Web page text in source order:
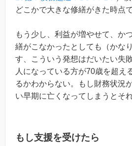
どこかで大きな修繕がきた時点
もう少し、利益が増やせて、か
繕がこなかったとしても（かな
す、こういう発想はだいたい失
人になっている方が70歳を超え
るかわからない。もし財務状況
い早期に亡くなってしまうとそ
もし支援を受けたら